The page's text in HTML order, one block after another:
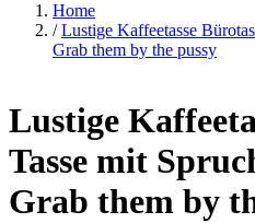
Home
/ Lustige Kaffeetasse
Grab them by the pussy
Lustige
Tasse mit
Grab them by